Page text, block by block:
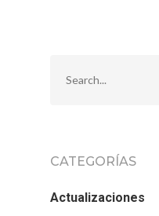
CATEGORÍAS
Actualizaciones